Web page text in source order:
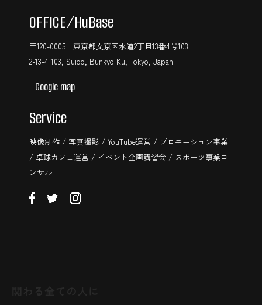
OFFICE/HuBase
〒120-0005 東京都文京区水道2丁目13番4号103
2-13-4 103, Suido, Bunkyo Ku, Tokyo, Japan
Google map
Service
映像制作 / 写真撮影 / YouTube運営 / プロモーション事業
/ 卓球カフェ運営 / イベント企画講習会 / スポーツ事業コ
ンサル